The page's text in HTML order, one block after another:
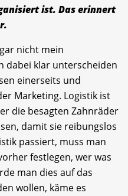
ist. Das erinnert
nicht mein
dabei klar unterscheiden
einerseits und
Marketing. Logistik ist
die besagten Zahnräder
damit sie reibungslos
passiert, muss man
festlegen, wer was
man dies auf das
wollen, käme es